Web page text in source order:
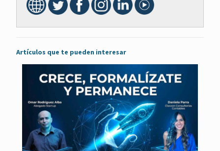
Artículos que te pueden interesar